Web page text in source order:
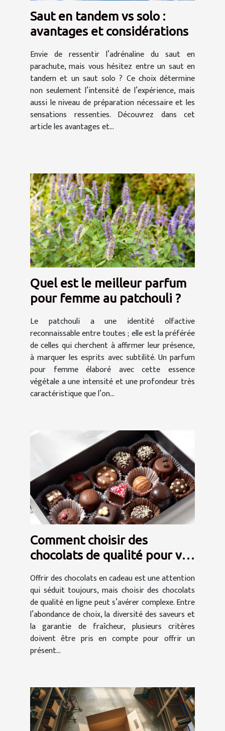
Saut en tandem vs solo :
avantages et considérations
Envie de ressentir l’adrénaline du saut en
parachute, mais vous hésitez entre un saut en
tandem et un saut solo ? Ce choix détermine
non seulement l’intensité de l’expérience, mais
aussi le niveau de préparation nécessaire et les
sensations ressenties. Découvrez dans cet
article les avantages et...
Quel est le meilleur parfum
pour femme au patchouli ?
Le patchouli a une identité olfactive
reconnaissable entre toutes ; elle est la préférée
de celles qui cherchent à affirmer leur présence,
à marquer les esprits avec subtilité. Un parfum
pour femme élaboré avec cette essence
végétale a une intensité et une profondeur très
caractéristique que l’on...
Comment choisir des
chocolats de qualité pour vos
Offrir des chocolats en cadeau est une attention
qui séduit toujours, mais choisir des chocolats
de qualité en ligne peut s’avérer complexe. Entre
l’abondance de choix, la diversité des saveurs et
la garantie de fraîcheur, plusieurs critères
doivent être pris en compte pour offrir un
présent...